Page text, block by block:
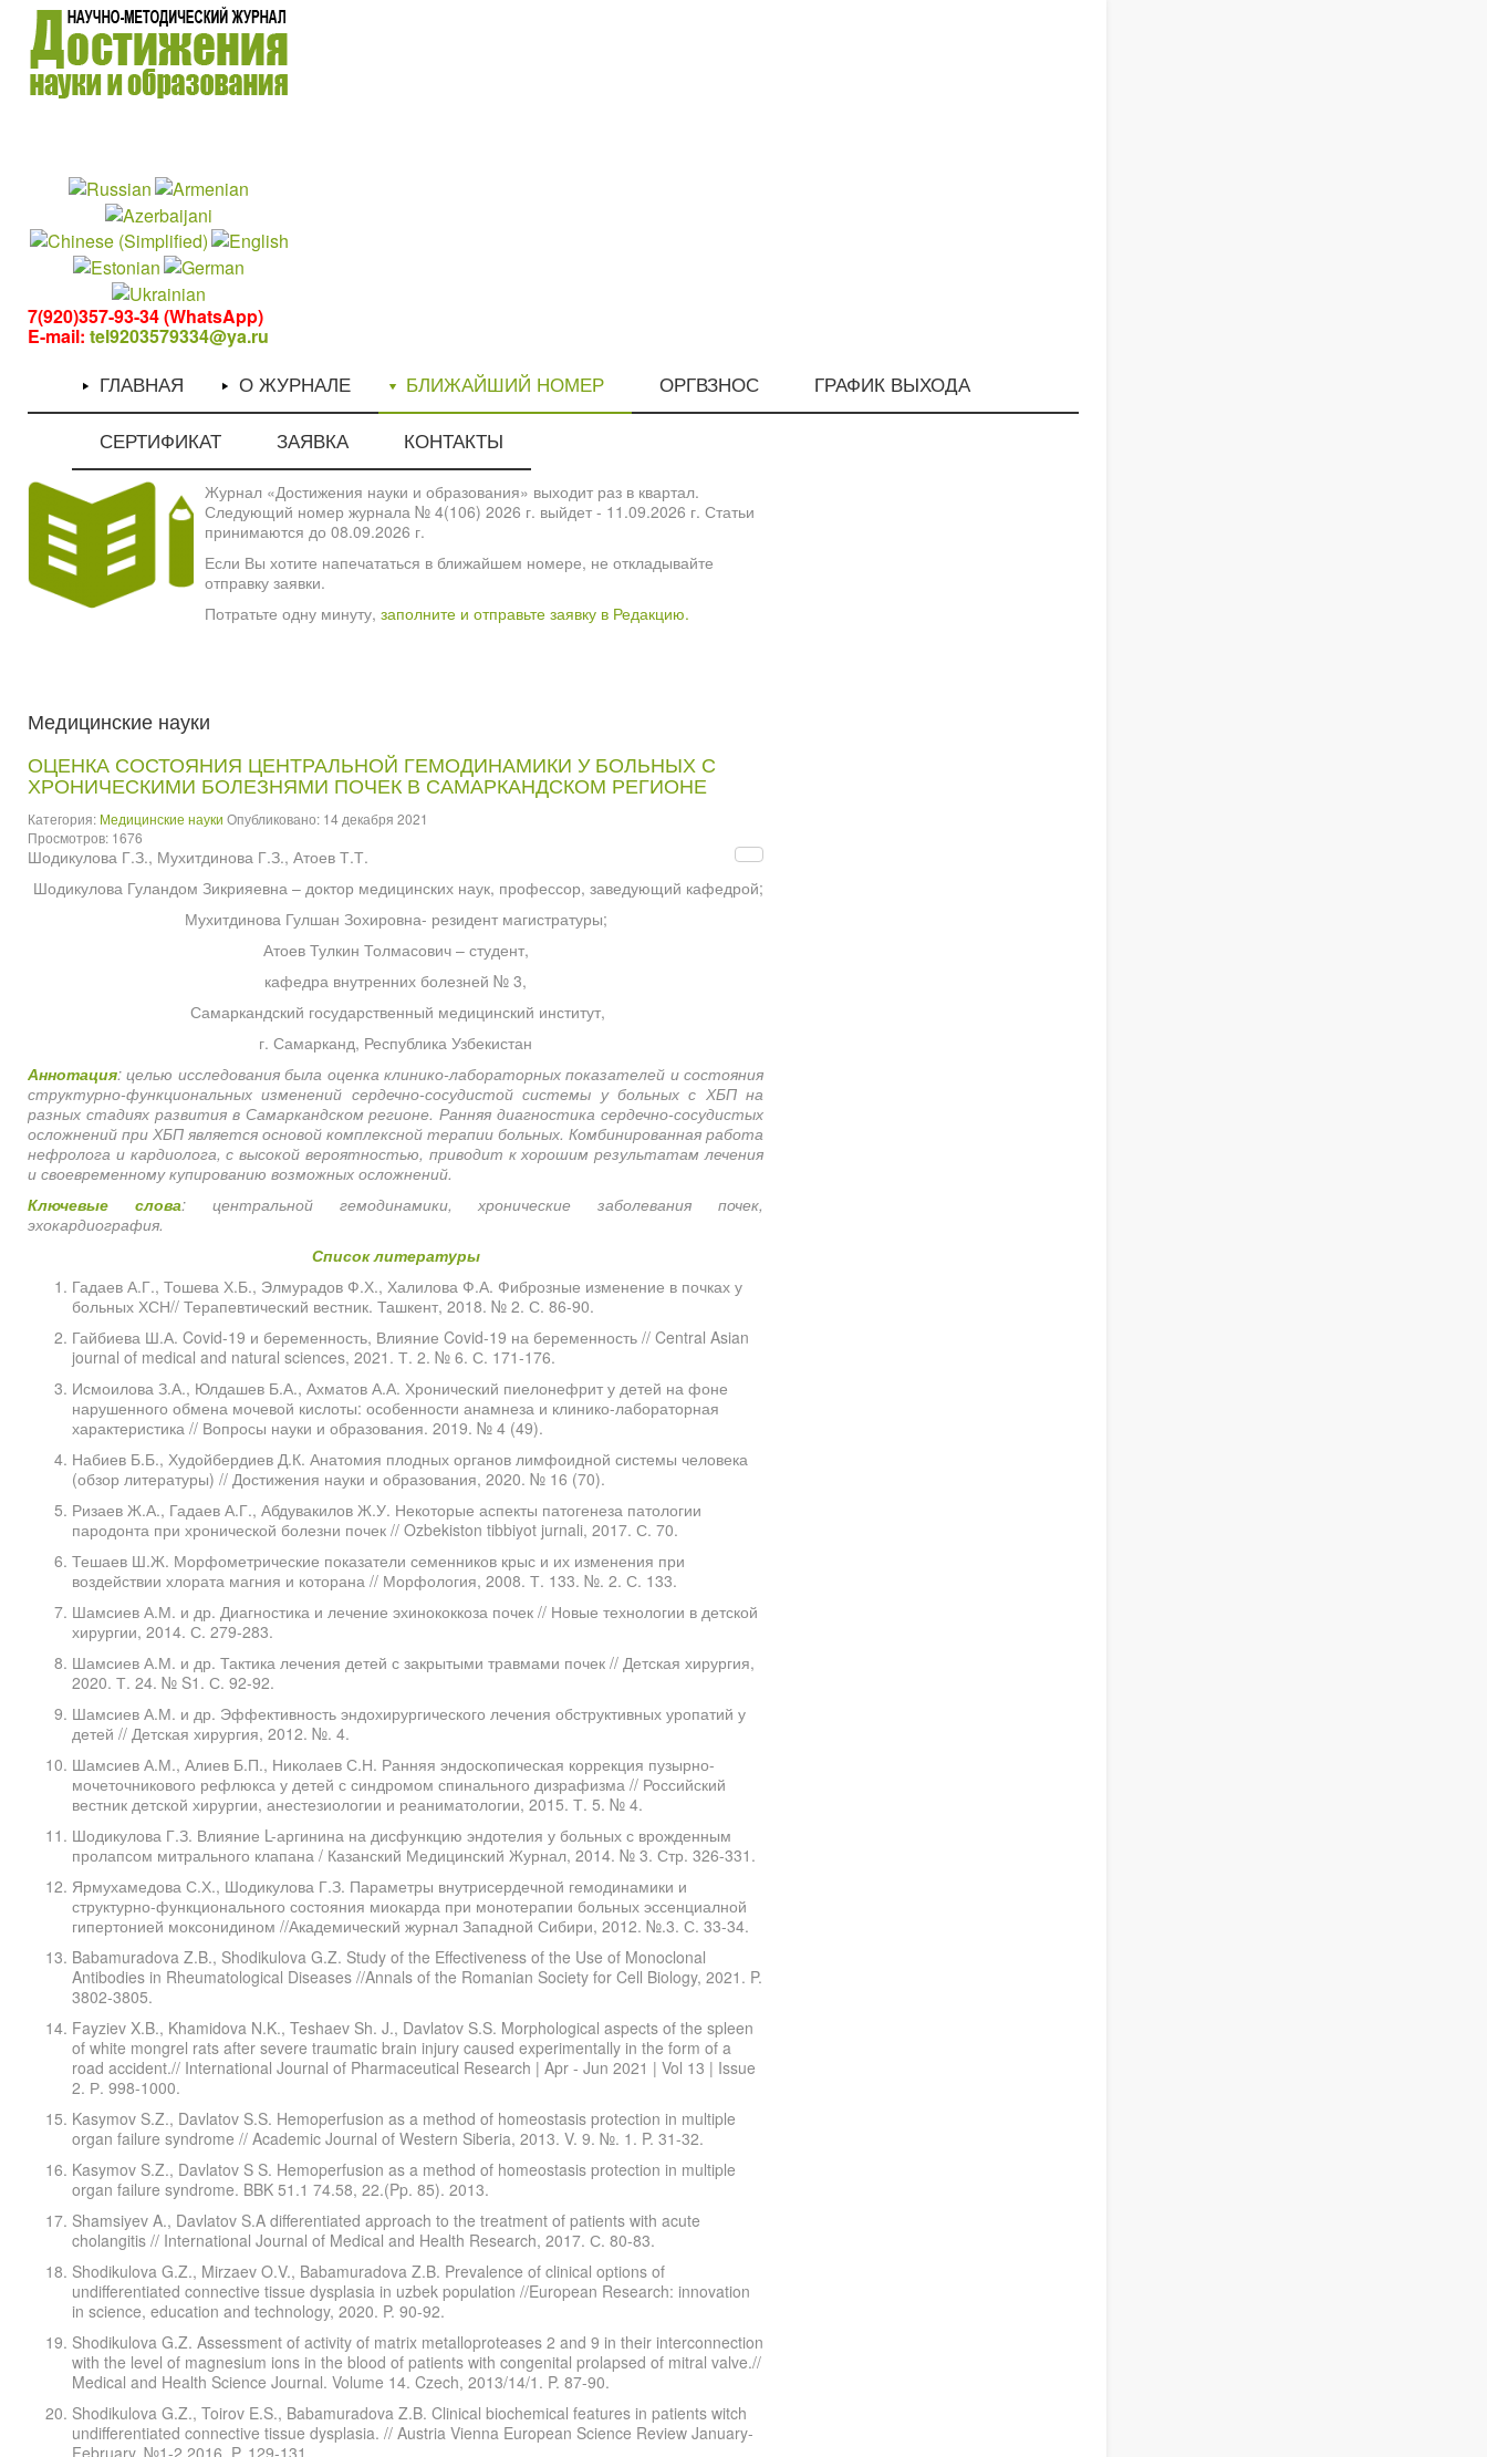
7(920)357-93-34 (WhatsApp)
E-mail: tel9203579334@ya.ru
ГЛАВНАЯ О ЖУРНАЛЕ БЛИЖАЙШИЙ НОМЕР ОРГВЗНОС ГРАФИК ВЫХОДА
СЕРТИФИКАТ ЗАЯВКА КОНТАКТЫ
Журнал «Достижения науки и образования» выходит раз в квартал.
Следующий номер журнала № 4(106) 2026 г. выйдет - 11.09.2026 г. Статьи
принимаются до 08.09.2026 г.
Если Вы хотите напечататься в ближайшем номере, не откладывайте
отправку заявки.
Потратьте одну минуту, заполните и отправьте заявку в Редакцию.
Медицинские науки
ОЦЕНКА СОСТОЯНИЯ ЦЕНТРАЛЬНОЙ ГЕМОДИНАМИКИ У БОЛЬНЫХ С
ХРОНИЧЕСКИМИ БОЛЕЗНЯМИ ПОЧЕК В САМАРКАНДСКОМ РЕГИОНЕ
Категория: Медицинские науки Опубликовано: 14 декабря 2021
Просмотров: 1676
Шодикулова Г.З., Мухитдинова Г.З., Атоев Т.Т.
Шодикулова Гуландом Зикрияевна – доктор медицинских наук, профессор, заведующий кафедрой;
Мухитдинова Гулшан Зохировна- резидент магистратуры;
Атоев Тулкин Толмасович – студент,
кафедра внутренних болезней № 3,
Самаркандский государственный медицинский институт,
г. Самарканд, Республика Узбекистан
Аннотация: целью исследования была оценка клинико-лабораторных показателей и состояния
структурно-функциональных изменений сердечно-сосудистой системы у больных с ХБП на
разных стадиях развития в Самаркандском регионе. Ранняя диагностика сердечно-сосудистых
осложнений при ХБП является основой комплексной терапии больных. Комбинированная работа
нефролога и кардиолога, с высокой вероятностью, приводит к хорошим результатам лечения
и своевременному купированию возможных осложнений.
Ключевые слова: центральной гемодинамики, хронические заболевания почек,
эхокардиография.
Список литературы
Гадаев А.Г., Тошева Х.Б., Элмурадов Ф.Х., Халилова Ф.А. Фиброзные изменение в почках у
больных ХСН// Терапевтический вестник. Ташкент, 2018. № 2. С. 86-90.
Гайбиева Ш.А. Covid-19 и беременность, Влияние Covid-19 на беременность // Central Asian
journal of medical and natural sciences, 2021. Т. 2. № 6. С. 171-176.
Исмоилова З.А., Юлдашев Б.А., Ахматов А.А. Хронический пиелонефрит у детей на фоне
нарушенного обмена мочевой кислоты: особенности анамнеза и клинико-лабораторная
характеристика // Вопросы науки и образования. 2019. № 4 (49).
Набиев Б.Б., Худойбердиев Д.К. Анатомия плодных органов лимфоидной системы человека
(обзор литературы) // Достижения науки и образования, 2020. № 16 (70).
Ризаев Ж.А., Гадаев А.Г., Абдувакилов Ж.У. Некоторые аспекты патогенеза патологии
пародонта при хронической болезни почек // Ozbekiston tibbiyot jurnali, 2017. С. 70.
Тешаев Ш.Ж. Морфометрические показатели семенников крыс и их изменения при
воздействии хлората магния и которана // Морфология, 2008. Т. 133. №. 2. С. 133.
Шамсиев А.М. и др. Диагностика и лечение эхинококкоза почек // Новые технологии в детской
хирургии, 2014. С. 279-283.
Шамсиев А.М. и др. Тактика лечения детей с закрытыми травмами почек // Детская хирургия,
2020. Т. 24. № S1. С. 92-92.
Шамсиев А.М. и др. Эффективность эндохирургического лечения обструктивных уропатий у
детей // Детская хирургия, 2012. №. 4.
Шамсиев А.М., Алиев Б.П., Николаев С.Н. Ранняя эндоскопическая коррекция пузырно-
мочеточникового рефлюкса у детей с синдромом спинального дизрафизма // Российский
вестник детской хирургии, анестезиологии и реаниматологии, 2015. Т. 5. № 4.
Шодикулова Г.З. Влияние L-аргинина на дисфункцию эндотелия у больных с врожденным
пролапсом митрального клапана / Казанский Медицинский Журнал, 2014. № 3. Стр. 326-331.
Ярмухамедова С.Х., Шодикулова Г.З. Параметры внутрисердечной гемодинамики и
структурно-функционального состояния миокарда при монотерапии больных эссенциалной
гипертонией моксонидином //Академический журнал Западной Сибири, 2012. №.3. С. 33-34.
Babamuradova Z.B., Shodikulova G.Z. Study of the Effectiveness of the Use of Monoclonal
Antibodies in Rheumatological Diseases //Annals of the Romanian Society for Cell Biology, 2021. P.
3802-3805.
Fayziev X.B., Khamidova N.K., Teshaev Sh. J., Davlatov S.S. Morphological aspects of the spleen
of white mongrel rats after severe traumatic brain injury caused experimentally in the form of a
road accident.// International Journal of Pharmaceutical Research | Apr - Jun 2021 | Vol 13 | Issue
2. Р. 998-1000.
Kasymov S.Z., Davlatov S.S. Hemoperfusion as a method of homeostasis protection in multiple
organ failure syndrome // Academic Journal of Western Siberia, 2013. V. 9. №. 1. P. 31-32.
Kasymov S.Z., Davlatov S S. Hemoperfusion as a method of homeostasis protection in multiple
organ failure syndrome. BBK 51.1 74.58, 22.(Pp. 85). 2013.
Shamsiyev A., Davlatov S.A differentiated approach to the treatment of patients with acute
cholangitis // International Journal of Medical and Health Research, 2017. С. 80-83.
Shodikulova G.Z., Mirzaev O.V., Babamuradova Z.B. Prevalence of clinical options of
undifferentiated connective tissue dysplasia in uzbek population //European Research: innovation
in science, education and technology, 2020. P. 90-92.
Shodikulova G.Z. Assessment of activity of matrix metalloproteases 2 and 9 in their interconnection
with the level of magnesium ions in the blood of patients with congenital prolapsed of mitral valve.//
Medical and Health Science Journal. Volume 14. Czech, 2013/14/1. P. 87-90.
Shodikulova G.Z., Toirov E.S., Babamuradova Z.B. Clinical biochemical features in patients witch
undifferentiated connective tissue dysplasia. // Austria Vienna European Science Review January-